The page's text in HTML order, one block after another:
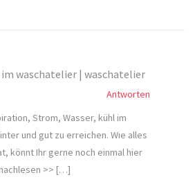
waschatelier | waschatelier
Antworten
Strom, Wasser, kühl im
und gut zu erreichen. Wie alles
könnt Ihr gerne noch einmal hier
>> […]